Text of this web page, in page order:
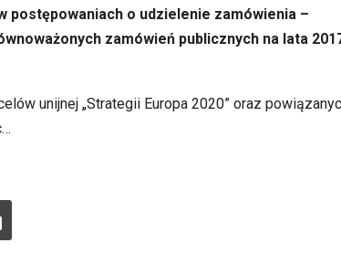
postępowaniach o udzielenie zamówienia –
zamówień publicznych na lata
unijnej „Strategii Europa 2020” oraz